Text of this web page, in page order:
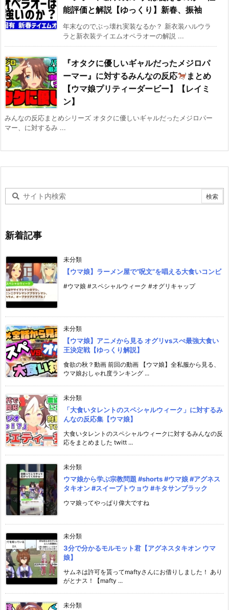
能評価と解説【ゆっくり】新春、振袖
年末なのでぶっ壊れ実装なるか？ 新衣装ハルウラ
ラと新衣装テイエムオペラオーの解説 ...
『オタクに優しいギャルだったメジロパ
ーマー』に対するみんなの反応
まとめ
【ウマ娘プリティーダービー】【レイミ
ン】
みんなの反応まとめシリーズ オタクに優しいギャルだったメジロパー
マー、に対するみ ...
新着記事
未分類
【ウマ娘】ラーメン屋で”呪文”を唱える大食いコンビ
#ウマ娘 #スペシャルウィーク #オグリキャップ
未分類
【ウマ娘】アニメから見る オグリvsスぺ最強大食い
王決定戦【ゆっくり解説】
食欲の秋？動画 前回の動画 【ウマ娘】全私服から見る、
ウマ娘おしゃれ度ランキング ...
未分類
「大食いタレントのスペシャルウィーク」に対するみ
んなの反応集【ウマ娘】
大食いタレントのスペシャルウィークに対するみんなの反
応をまとめました twitt ...
未分類
ウマ娘から学ぶ宗教問題 #shorts #ウマ娘 #アグネス
タキオン #スイープトウョウ #キタサンブラック
ウマ娘ってやっぱり偉大ですね
未分類
3分で分かるモルモット君【アグネスタキオン ウマ
娘】
サムネは許可を貰ってmaftyさんにお借りしました！ あり
がとナス！【mafty ...
未分類